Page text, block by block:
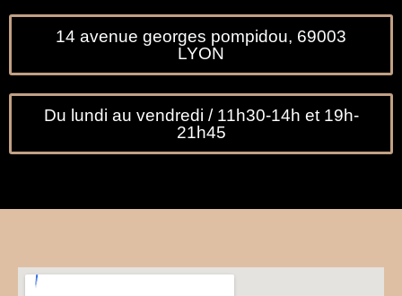
14 avenue georges pompidou, 69003
LYON
Du lundi au vendredi / 11h30-14h et 19h-
21h45